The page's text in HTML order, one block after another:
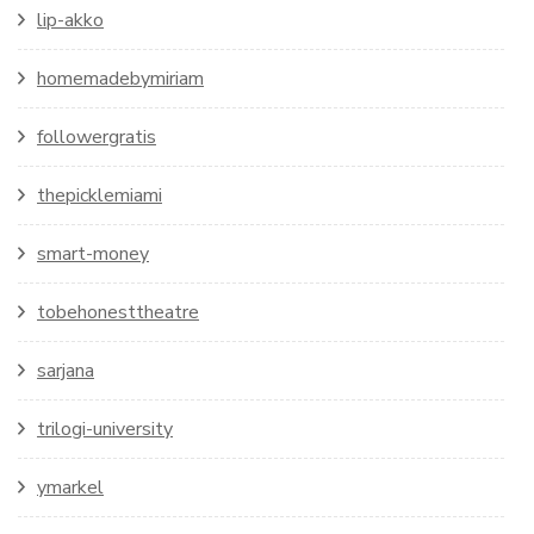
lip-akko
homemadebymiriam
followergratis
thepicklemiami
smart-money
tobehonesttheatre
sarjana
trilogi-university
ymarkel